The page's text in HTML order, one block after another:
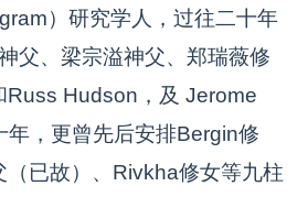
）研究学人，过往二十年
父、梁宗溢神父、郑瑞薇修
Russ Hudson，及 Jerome
年，更曾先后安排Bergin修
已故）、Rivkha修女等九柱